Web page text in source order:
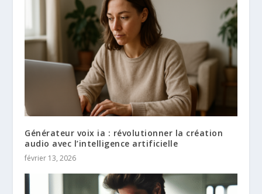
Générateur voix ia : révolutionner la création
audio avec l’intelligence artificielle
février 13, 2026